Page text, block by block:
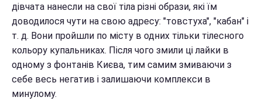
дівчата нанесли на свої тіла різні образи, які їм
доводилося чути на свою адресу: "товстуха", "кабан" і
т. д. Вони пройшли по місту в одних тільки тілесного
кольору купальниках. Після чого змили ці лайки в
одному з фонтанів Києва, тим самим змиваючи з
себе весь негатив і залишаючи комплекси в
минулому.